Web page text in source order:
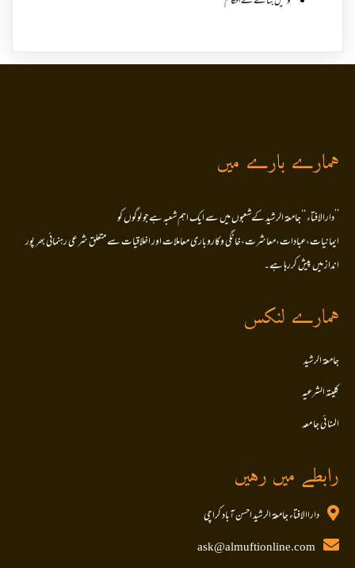
ہمارے بارے میں
’’دارالافتاء ‘‘جامعۃ الرشید کےشعبوں میں سے ایک اہم شعبہ ہے جو لوگوں کو
ایمانیات،عبادات،معاشرت،خانگی وکاروباری معاملات اور اخلاقیات سے متعلق شرعی رہنمائی بھر پور
انداز میں پیش کررہا ہے۔
ہمارے لنکس
جامعۃ الرشید
کلیتہ الشرعیہ
المنا ئی جا معہ
رابطے میں رہیں
داراالافتاء جامعۃ الرشید احسن آباد کراچی
ask@almuftionline.com